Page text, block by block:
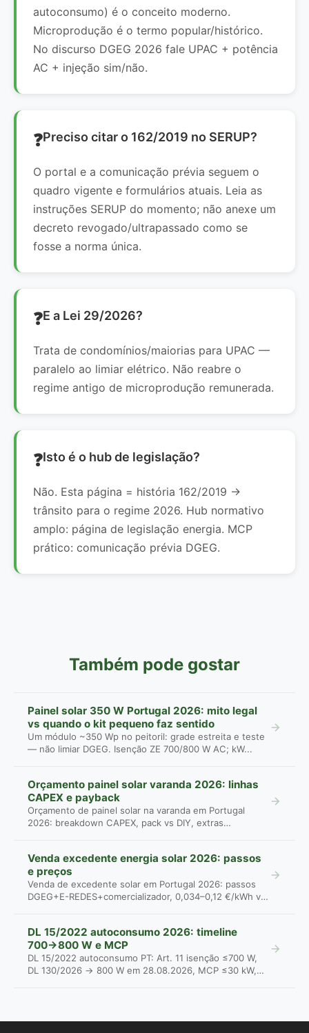
autoconsumo) é o conceito moderno.
Microprodução é o termo popular/histórico.
No discurso DGEG 2026 fale UPAC + potência
AC + injeção sim/não.
Preciso citar o 162/2019 no SERUP?
O portal e a comunicação prévia seguem o
quadro vigente e formulários atuais. Leia as
instruções SERUP do momento; não anexe um
decreto revogado/ultrapassado como se
fosse a norma única.
E a Lei 29/2026?
Trata de condomínios/maiorias para UPAC —
paralelo ao limiar elétrico. Não reabre o
regime antigo de microprodução remunerada.
Isto é o hub de legislação?
Não. Esta página = história 162/2019 →
trânsito para o regime 2026. Hub normativo
amplo: página de legislação energia. MCP
prático: comunicação prévia DGEG.
Também pode gostar
Painel solar 350 W Portugal 2026: mito legal
vs quando o kit pequeno faz sentido
Um módulo ~350 Wp no peitoril: grade estreita e teste
— não limiar DGEG. Isenção ZE 700/800 W AC; kW...
Orçamento painel solar varanda 2026: linhas
CAPEX e payback
Orçamento de painel solar na varanda em Portugal
2026: breakdown CAPEX, pack vs DIY, extras
Venda excedente energia solar 2026: passos
e preços
Venda de excedente solar em Portugal 2026: passos
DGEG+E-REDES+comercializador, 0,034–0,12 €/kWh vs
DL 15/2022 autoconsumo 2026: timeline
700→800 W e MCP
DL 15/2022 autoconsumo PT: Art. 11 isenção ≤700 W,
DL 130/2026 → 800 W em 28.08.2026, MCP ≤30 kW,